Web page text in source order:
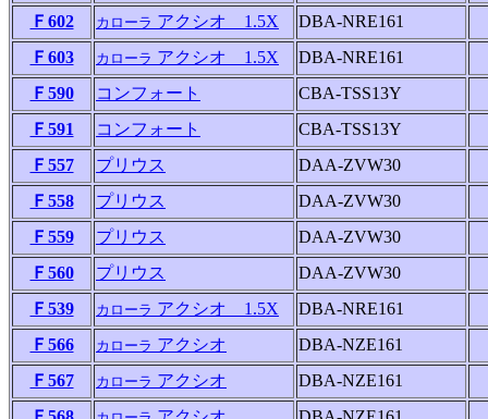
Ｆ602
カローラ アクシオ 1.5X
DBA-NRE161
Ｆ603
カローラ アクシオ 1.5X
DBA-NRE161
Ｆ590
コンフォート
CBA-TSS13Y
Ｆ591
コンフォート
CBA-TSS13Y
Ｆ557
プリウス
DAA-ZVW30
Ｆ558
プリウス
DAA-ZVW30
Ｆ559
プリウス
DAA-ZVW30
Ｆ560
プリウス
DAA-ZVW30
Ｆ539
カローラ アクシオ 1.5X
DBA-NRE161
Ｆ566
カローラ アクシオ
DBA-NZE161
Ｆ567
カローラ アクシオ
DBA-NZE161